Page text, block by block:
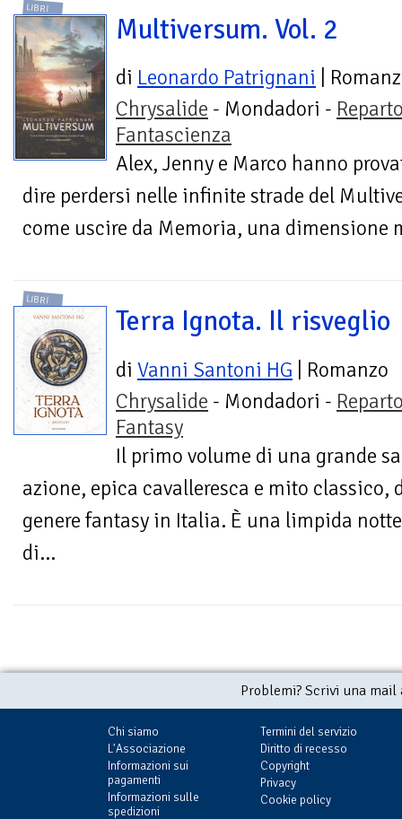
LIBRI
Multiversum. Vol. 2
di Leonardo Patrignani |
Chrysalide - Mondadori -
Fantascienza
Alex, Jenny e Marco hanno
dire perdersi nelle infinite strade del
come uscire da Memoria, una dimensione
LIBRI
Terra Ignota. Il risveglio
di Vanni Santoni HG | Romanzo
Chrysalide - Mondadori -
Fantasy
Il primo volume di una grande
azione, epica cavalleresca e mito classico,
genere fantasy in Italia. È una limpida
di...
Problemi? Scrivi una
Chi siamo
L'Associazione
Informazioni sui
pagamenti
Informazioni sulle
spedizioni
Termini del servizio
Diritto di recesso
Copyright
Privacy
Cookie policy